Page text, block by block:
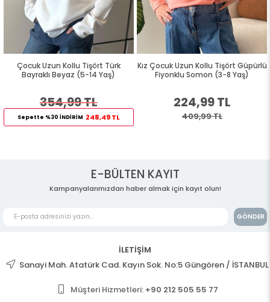
Çocuk Uzun Kollu Tişört Türk
Bayraklı Beyaz (5-14 Yaş)
354,99 TL
Sepette %30 İNDİRİM 248,49 TL
Kız Çocuk Uzun Kollu Tişört Güpürlü
Fiyonklu Somon (3-8 Yaş)
224,99 TL
409,99 TL
E-BÜLTEN KAYIT
Kampanyalarımızdan haber almak için kayıt olun!
GÖNDER
İLETİŞİM
Sanayi Mah. Atatürk Cad. Kayın Sok. No:5 Güngören / İSTANBUL
Müşteri Hizmetleri: +90 212 505 55 77